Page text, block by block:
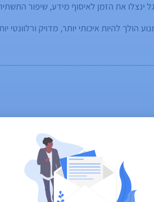
ינצלו את הזמן לאיסוף מידע, שיפור
להיות איכותי יותר, מדויק ורלוונטי
, אולי יעניין אותך